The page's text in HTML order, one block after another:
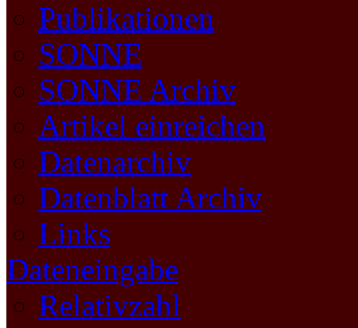
Publikationen
SONNE
SONNE Archiv
Artikel einreichen
Datenarchiv
Datenblatt Archiv
Links
Dateneingabe
Relativzahl